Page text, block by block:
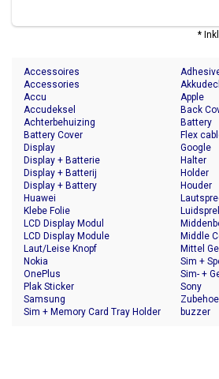
*
Accessoires
Accessories
Accu
Accudeksel
Achterbehuizing
Apple
Back
Battery
Battery Cover
Display
Display + Batterie
Display + Batterij
Display + Battery
Flex
Google
Halter
Holder
Houder
Huawei
Klebe Folie
LCD Display Modul
LCD Display Module
Laut/Leise Knopf
Middle
Mittel
Nokia
OnePlus
Plak Sticker
Samsung
Sim + Memory Card Tray Holder
Sim +
Sim- +
Sony
buzzer